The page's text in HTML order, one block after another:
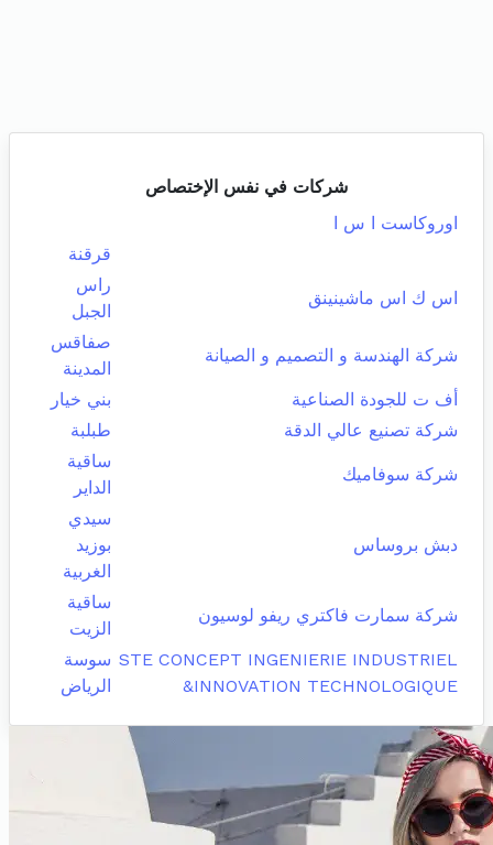
شركات في نفس الإختصاص
اوروكاست ا س ا
قرقنة
اس ك اس ماشينينق
راس
الجبل
شركة الهندسة و التصميم و الصيانة
صفاقس
المدينة
أف ت للجودة الصناعية
بني خيار
شركة تصنيع عالي الدقة
طبلبة
شركة سوفاميك
ساقية
الداير
دبش بروساس
سيدي
بوزيد
الغربية
شركة سمارت فاكتري ريفو لوسيون
ساقية
الزيت
STE CONCEPT INGENIERIE INDUSTRIEL
&INNOVATION TECHNOLOGIQUE
سوسة
الرياض